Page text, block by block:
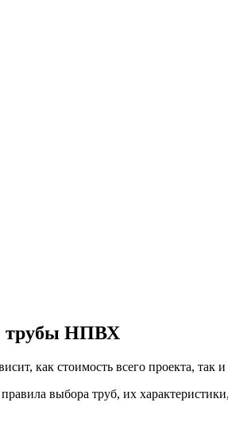
трубы НПВХ
как стоимость всего проекта, так
выбора труб, их